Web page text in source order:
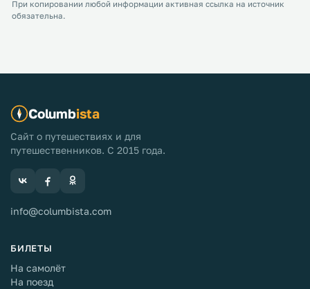
При копировании любой информации активная ссылка на источник
обязательна.
Columbista
Сайт о путешествиях и для
путешественников. С 2015 года.
info@columbista.com
БИЛЕТЫ
На самолёт
На поезд